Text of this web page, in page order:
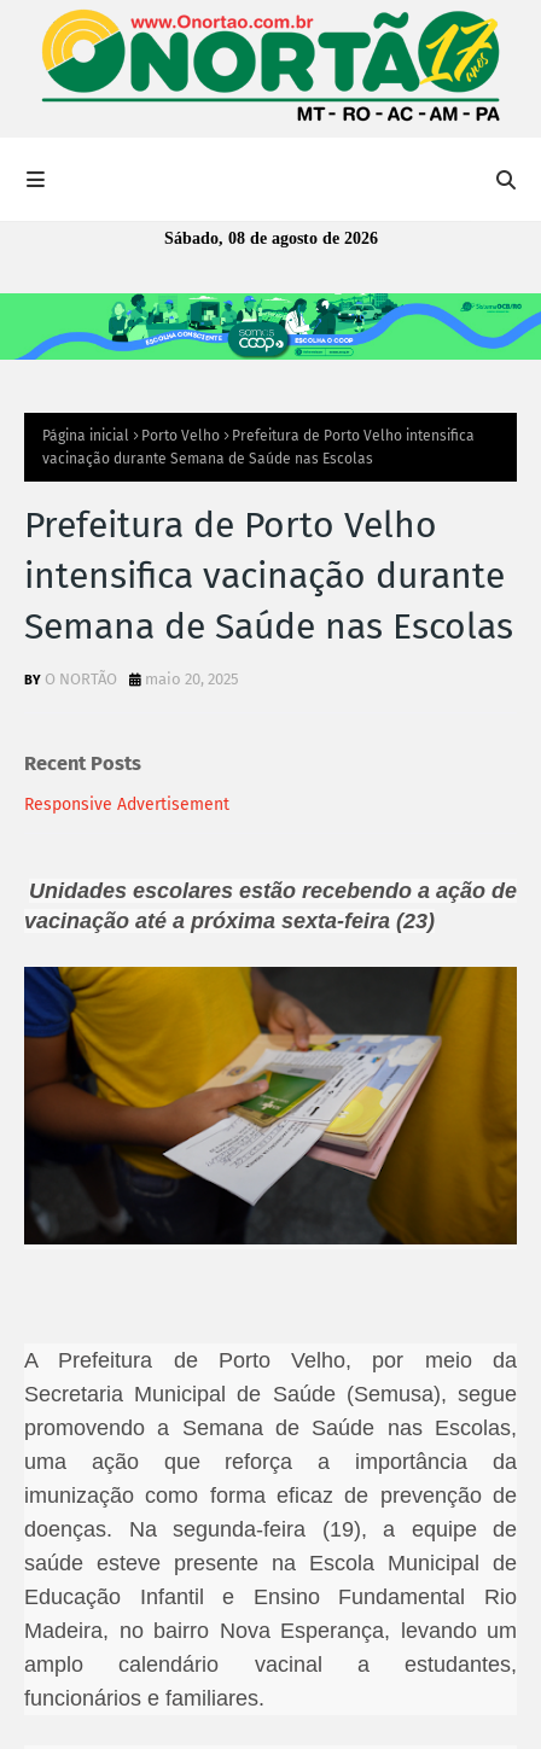
Sábado, 08 de agosto de 2026
Página inicial Porto Velho
Prefeitura de Porto Velho intensifica
vacinação durante Semana de Saúde nas Escolas
Prefeitura de Porto Velho
intensifica vacinação durante
Semana de Saúde nas Escolas
O NORTÃO maio 20, 2025
Recent Posts
Responsive Advertisement
Unidades escolares estão recebendo a ação de
vacinação até a próxima sexta-feira (23)
A Prefeitura de Porto Velho, por meio da
Secretaria Municipal de Saúde (Semusa), segue
promovendo a Semana de Saúde nas Escolas,
uma ação que reforça a importância da
imunização como forma eficaz de prevenção de
doenças. Na segunda-feira (19), a equipe de
saúde esteve presente na Escola Municipal de
Educação Infantil e Ensino Fundamental Rio
Madeira, no bairro Nova Esperança, levando um
amplo calendário vacinal a estudantes,
funcionários e familiares.